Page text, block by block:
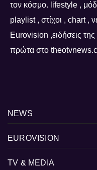
τον κόσμο. lifestyle ,
playlist , στίχοι , chart ,
Eurovision ,ειδήσεις
πρώτα στο
NEWS
EUROVISION
TV & MEDIA